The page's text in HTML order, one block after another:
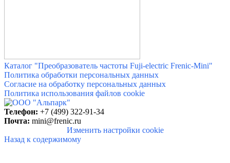
Каталог "Преобразователь частоты Fuji-electric Frenic-Mini"
Политика обработки персональных данных
Согласие на обработку персональных данных
Политика использования файлов cookie
Телефон: +7 (499) 322-91-34
Почта: mini@frenic.ru
Изменить настройки cookie
Назад к содержимому